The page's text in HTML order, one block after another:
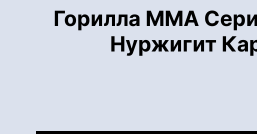
Горилла ММА
Нуржигит